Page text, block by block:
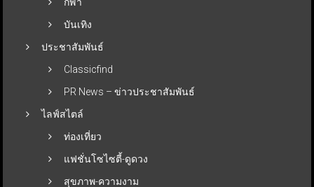
บันเทิง
ประชาสัมพันธ์
Classicfind
PR News – ข่าวประชาสัมพันธ์
ไลฟ์สไตล์
ท่องเที่ยว
แฟชั่นโซไซตี้-ดูดวง
สุขภาพ-ความงาม